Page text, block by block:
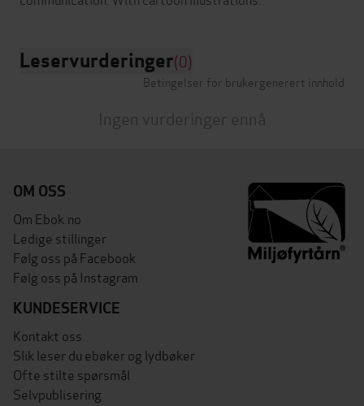
Leservurderinger(0)
Betingelser for brukergenerert innhold
Ingen vurderinger ennå
OM OSS
Om Ebok.no
Ledige stillinger
Følg oss på Facebook
Følg oss på Instagram
KUNDESERVICE
Kontakt oss
Slik leser du ebøker og lydbøker
Ofte stilte spørsmål
Selvpublisering